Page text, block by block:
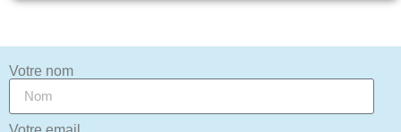
Votre nom